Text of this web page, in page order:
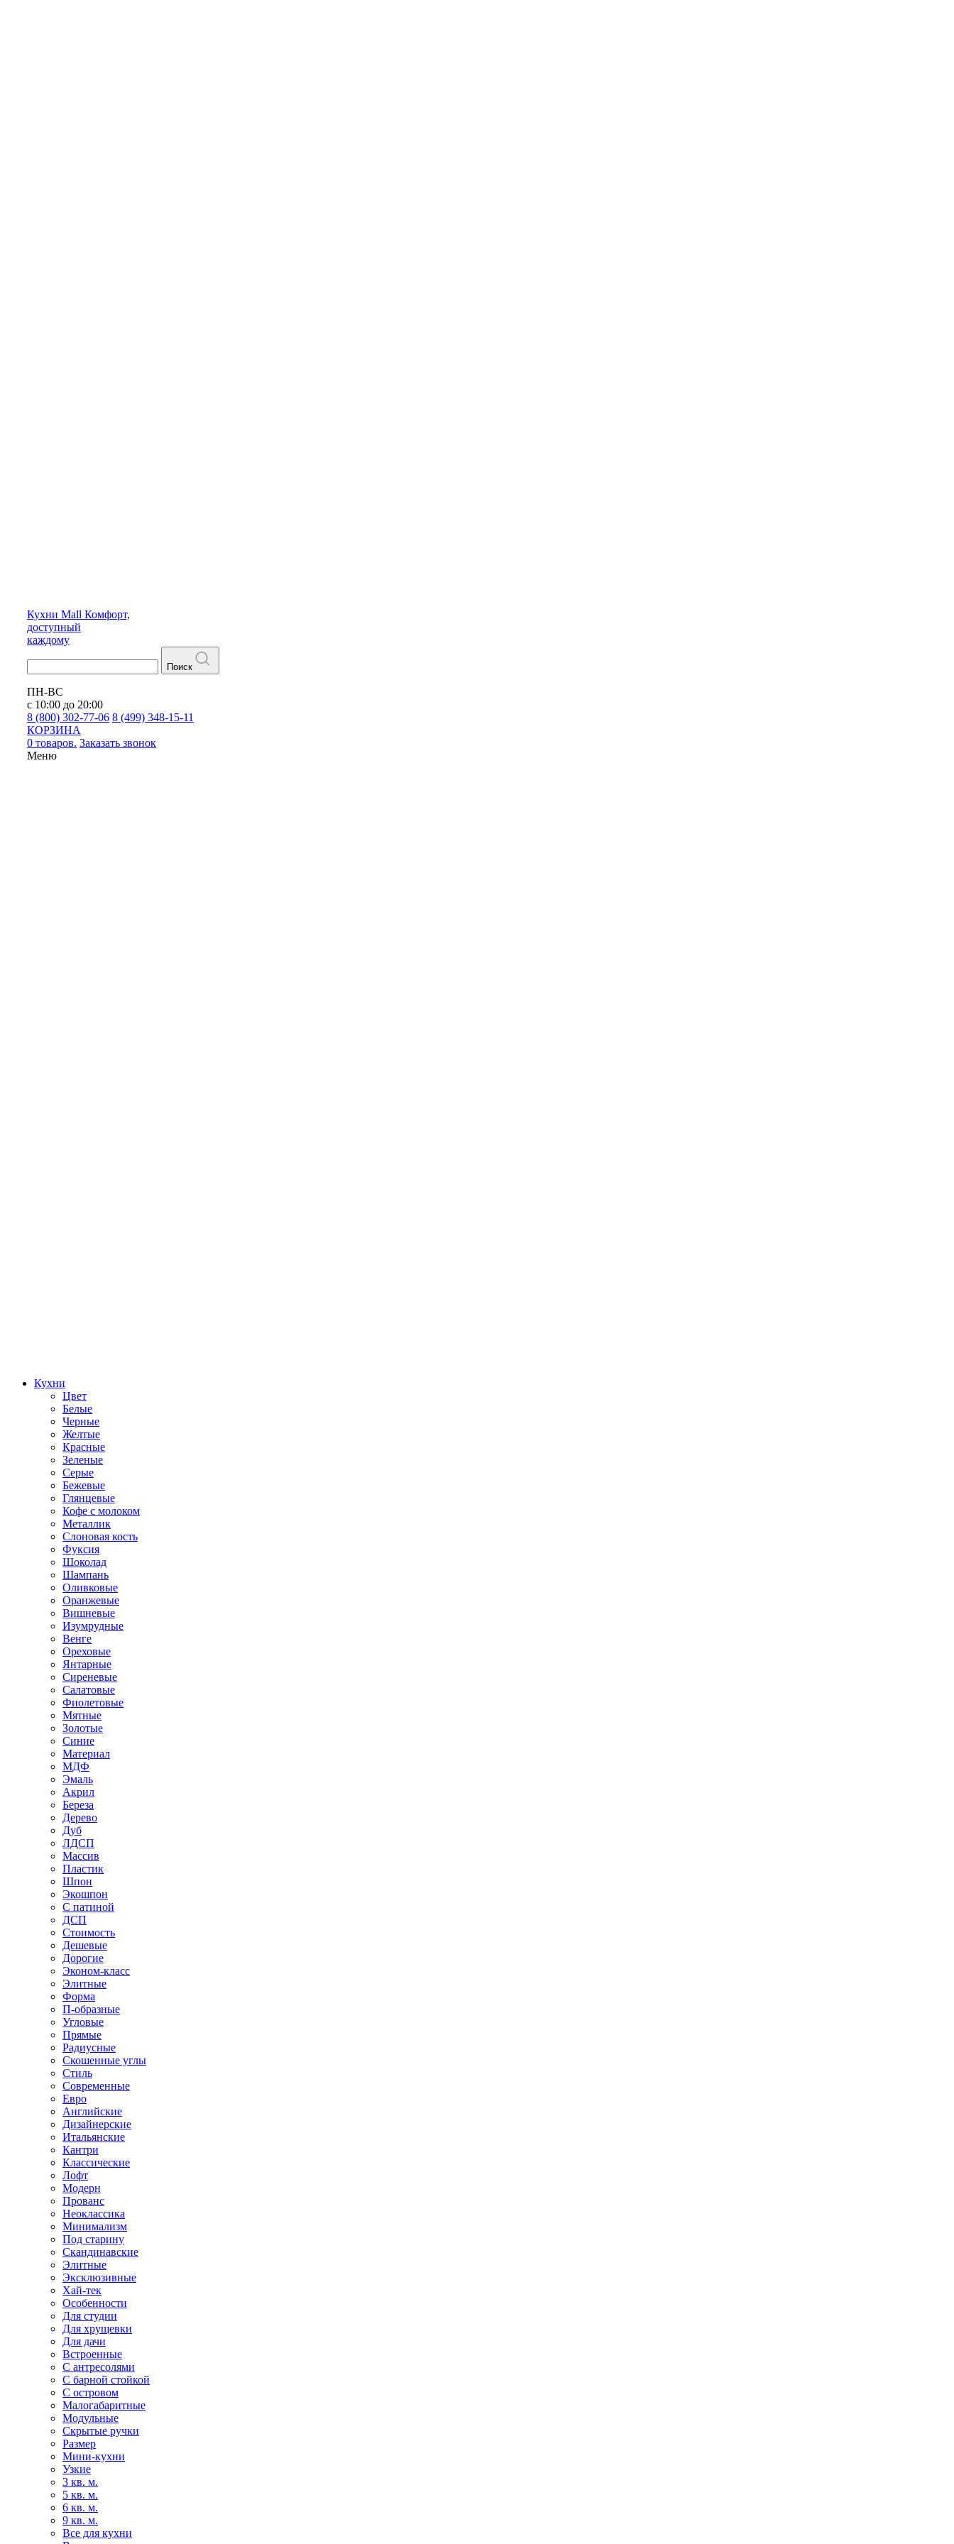
Кухни Mall Комфорт,
доступный
каждому
Поиск
ПН-ВС
с 10:00 до 20:00
8 (800) 302-77-06 8 (499) 348-15-11
КОРЗИНА
0 товаров. Заказать звонок
Меню
Кухни
Цвет
Белые
Черные
Желтые
Красные
Зеленые
Серые
Бежевые
Глянцевые
Кофе с молоком
Металлик
Слоновая кость
Фуксия
Шоколад
Шампань
Оливковые
Оранжевые
Вишневые
Изумрудные
Венге
Ореховые
Янтарные
Сиреневые
Салатовые
Фиолетовые
Мятные
Золотые
Синие
Материал
МДФ
Эмаль
Акрил
Береза
Дерево
Дуб
ЛДСП
Массив
Пластик
Шпон
Экошпон
С патиной
ДСП
Стоимость
Дешевые
Дорогие
Эконом-класс
Элитные
Форма
П-образные
Угловые
Прямые
Радиусные
Скошенные углы
Стиль
Современные
Евро
Английские
Дизайнерские
Итальянские
Кантри
Классические
Лофт
Модерн
Прованс
Неоклассика
Минимализм
Под старину
Скандинавские
Элитные
Эксклюзивные
Хай-тек
Особенности
Для студии
Для хрущевки
Для дачи
Встроенные
С антресолями
С барной стойкой
С островом
Малогабаритные
Модульные
Скрытые ручки
Размер
Мини-кухни
Узкие
3 кв. м.
5 кв. м.
6 кв. м.
9 кв. м.
Все для кухни